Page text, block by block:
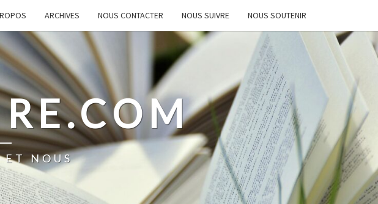
ARCHIVES NOUS CONTACTER NOUS SUIVRE NOUS SOUTENIR
ET NOUS